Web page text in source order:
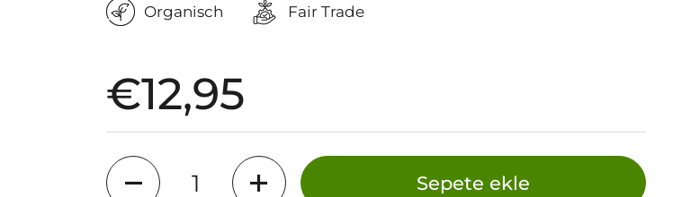
Organisch Fair Trade
Fiyat:
€12,95
Miktar
Sepete ekle